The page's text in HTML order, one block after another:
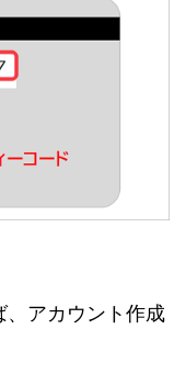
、アカウント作成